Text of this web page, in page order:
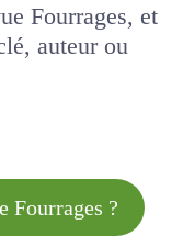
Fourrages, et
auteur ou